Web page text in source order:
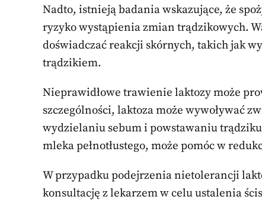
Nadto, istnieją badania wskazujące, że
ryzyko wystąpienia zmian trądzikowych.
doświadczać reakcji skórnych, takich jak
trądzikiem.
Nieprawidłowe trawienie laktozy może
szczególności, laktoza może wywoływać
wydzielaniu sebum i powstawaniu
mleka pełnotłustego, może pomóc w
W przypadku podejrzenia nietolerancji
konsultację z lekarzem w celu ustalenia